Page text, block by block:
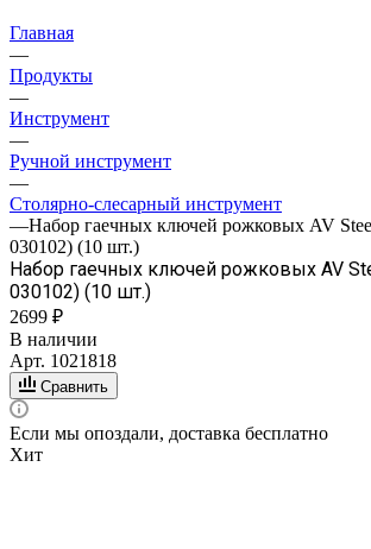
Главная
—
Продукты
—
Инструмент
—
Ручной инструмент
—
Столярно-слесарный инструмент
—Набор гаечных ключей рожковых AV
030102) (10 шт.)
Набор гаечных ключей рожковых AV
030102) (10 шт.)
2699 ₽
В наличии
Арт. 1021818
Сравнить
Если мы опоздали, доставка бесплатно
Хит